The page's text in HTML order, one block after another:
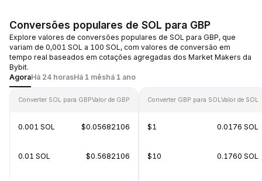
Conversões populares de SOL para GBP
Explore valores de conversões populares de SOL para GBP, que
variam de 0,001 SOL a 100 SOL, com valores de conversão em
tempo real baseados em cotações agregadas dos Market Makers da
Bybit.
AgoraHá 24 horasHá 1 mêshá 1 ano
Converter SOL para GBPValor de GBP
0.001 SOL $0.05682106
0.01 SOL $0.5682106
Converter GBP para SOLValor de SOL
$1 0.0176 SOL
$10 0.1760 SOL